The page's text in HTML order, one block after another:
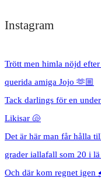
Instagram
Trött men himla nöjd
querida amiga Jojo 🫶🏼
Tack darlings för en
Likisar 🐚
Det är här man får hålla
grader iallafall som 20 i
Och där kom regnet